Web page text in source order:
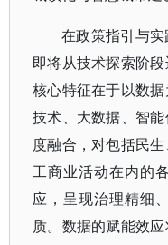
在政策指引与
即将从技术探索阶
核心特征在于以数
技术、大数据、智
度融合，对包括民
工商业活动在内的
应，呈现治理精细
质。数据的赋能效